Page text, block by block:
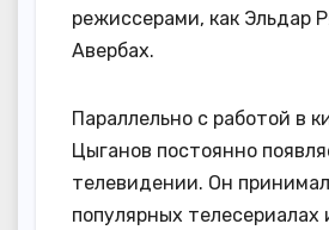
режиссерами, как Эльдар
Авербах.
Параллельно с работой в
Цыганов постоянно
телевидении. Он
популярных телесериалах